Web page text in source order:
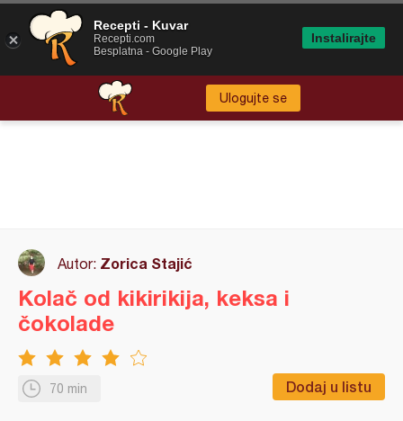
Ulogujte se
Autor: Zorica Stajić
70 min Dodaj u listu
Kolač od kikirikija, keksa i
čokolade
Recepti - Kuvar
Recepti.com
Besplatna - Google Play
Instalirajte